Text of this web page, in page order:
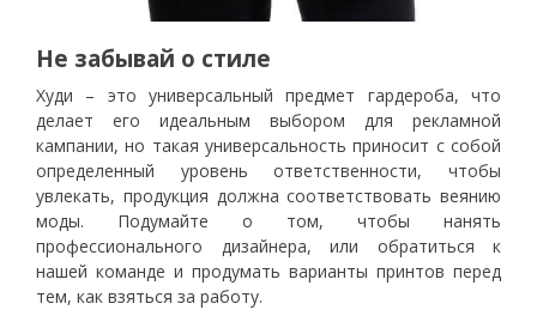
Не забывай о стиле
Худи – это универсальный предмет гардероба, что
делает его идеальным выбором для рекламной
кампании, но такая универсальность приносит с собой
определенный уровень ответственности, чтобы
увлекать, продукция должна соответствовать веянию
моды. Подумайте о том, чтобы нанять
профессионального дизайнера, или обратиться к
нашей команде и продумать варианты принтов перед
тем, как взяться за работу.